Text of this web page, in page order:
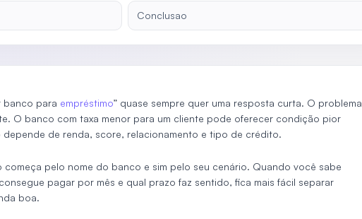
Conclusao
banco para empréstimo” quase sempre quer uma resposta curta. O problema
O banco com taxa menor para um cliente pode oferecer condição pior
de renda, score, relacionamento e tipo de crédito.
pelo nome do banco e sim pelo seu cenário. Quando você sabe
pagar por mês e qual prazo faz sentido, fica mais fácil separar
boa.